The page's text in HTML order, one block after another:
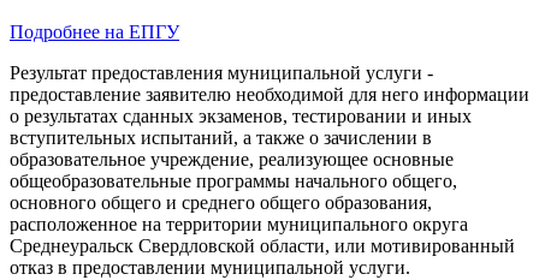
Подробнее на ЕПГУ
Результат предоставления муниципальной услуги -
предоставление заявителю необходимой для него информации
о результатах сданных экзаменов, тестировании и иных
вступительных испытаний, а также о зачислении в
образовательное учреждение, реализующее основные
общеобразовательные программы начального общего,
основного общего и среднего общего образования,
расположенное на территории муниципального округа
Среднеуральск Свердловской области, или мотивированный
отказ в предоставлении муниципальной услуги.